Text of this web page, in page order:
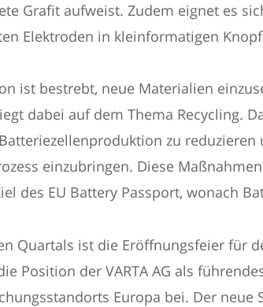
Grafit aufweist. Zudem eignet es
Elektroden in kleinformatigen
ist bestrebt, neue Materialien
dabei auf dem Thema Recycling.
zu
einzubringen. Diese
des EU Battery Passport, wonach
Quartals ist die Eröffnungsfeier für
Position der VARTA AG als
Europa bei. Der